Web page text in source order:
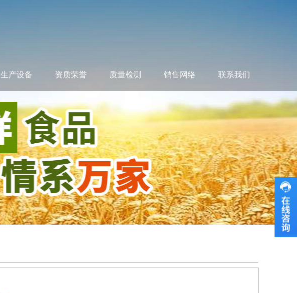
生产设备 资质荣誉 质量检测 销售网络 联系我们